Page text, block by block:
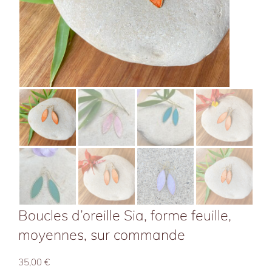
Boucles d’oreille Sia, forme feuille,
moyennes, sur commande
35,00 €